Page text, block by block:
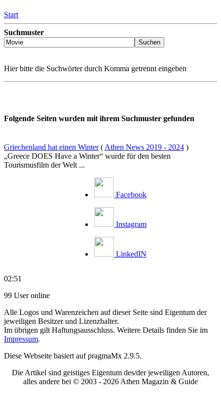
Start
Suchmuster
Hier bitte die Suchwörter durch Komma getrennt eingeben
Folgende Seiten wurden mit ihrem Suchmuster gefunden
Griechenland hat einen Winter( Athen News 2019 - 2024 )
„Greece DOES Have a Winter“ wurde für den besten
Tourismusfilm der Welt ...
Facebook
Instagram
LinkedIN
02:51
99 User online
Alle Logos und Warenzeichen auf dieser Seite sind Eigentum der
jeweiligen Besitzer und Lizenzhalter.
Im übrigen gilt Haftungsausschluss. Weitere Details finden Sie im
Impressum.
Diese Webseite basiert auf pragmaMx 2.9.5.
Die Artikel sind geistiges Eigentum des/der jeweiligen Autoren,
alles andere bei © 2003 - 2026 Athen Magazin & Guide